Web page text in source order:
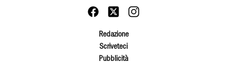
Redazione
Scriveteci
Pubblicità